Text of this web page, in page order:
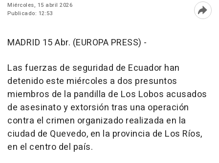
Miércoles, 15 abril 2026
Publicado: 12:53
MADRID 15 Abr. (EUROPA PRESS) -
Las fuerzas de seguridad de Ecuador han
detenido este miércoles a dos presuntos
miembros de la pandilla de Los Lobos acusados
de asesinato y extorsión tras una operación
contra el crimen organizado realizada en la
ciudad de Quevedo, en la provincia de Los Ríos,
en el centro del país.